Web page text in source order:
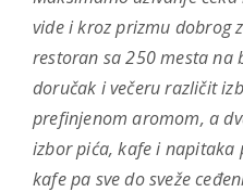
vide i kroz prizmu dobrog
restoran sa 250 mesta na
doručak i večeru različit
prefinjenom aromom, a
izbor pića, kafe i napitaka
kafe pa sve do sveže